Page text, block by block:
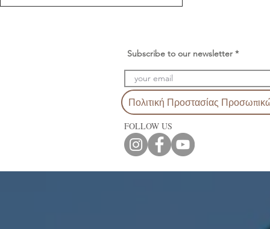
Subscribe to our newsletter
Πολιτική Προστασίας
FOLLOW US